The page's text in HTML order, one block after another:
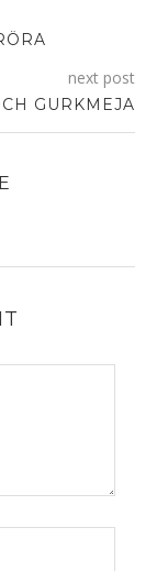
next post
GURKMEJA